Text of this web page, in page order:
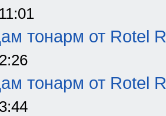
тонарм от Rotel
тонарм от Rotel